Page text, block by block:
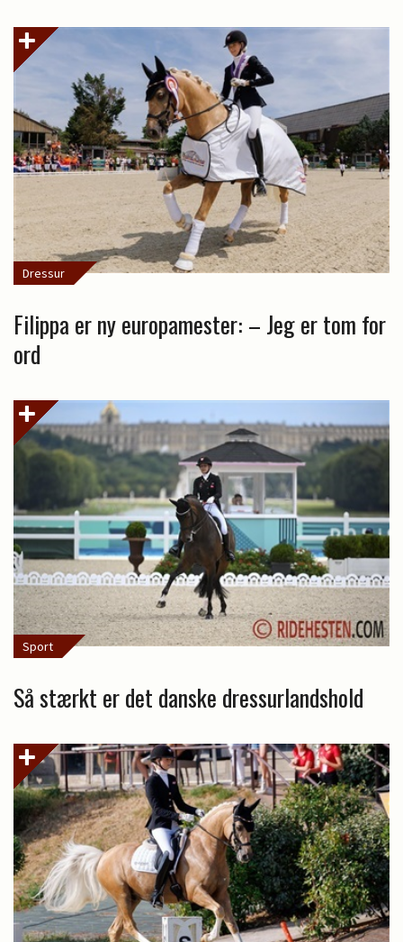
Dressur
Filippa er ny europamester: – Jeg er tom for
ord
Sport
Så stærkt er det danske dressurlandshold